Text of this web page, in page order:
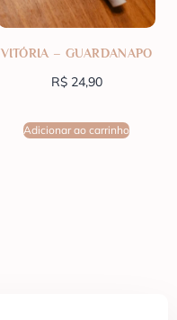
VITÓRIA – GUARDANAPO
R$24,90
Adicionar ao carrinho